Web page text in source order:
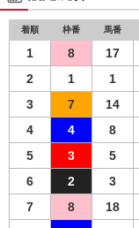
着順 枠番 馬番
1 8 17
2
1 1
3
7 14
4
4 8
5
3 5
6
2 3
7
8 18